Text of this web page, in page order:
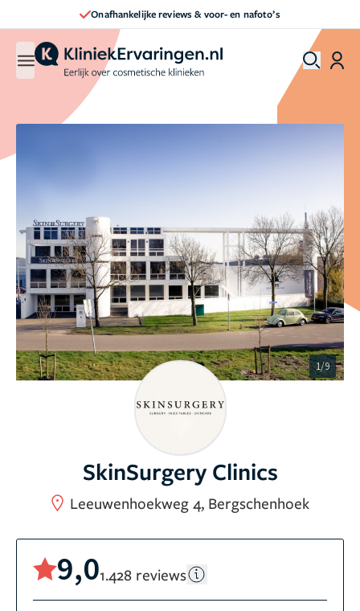
Direct een afspraak maken
1/9
SkinSurgery Clinics
Leeuwenhoekweg 4, Bergschenhoek
9,01.428 reviews